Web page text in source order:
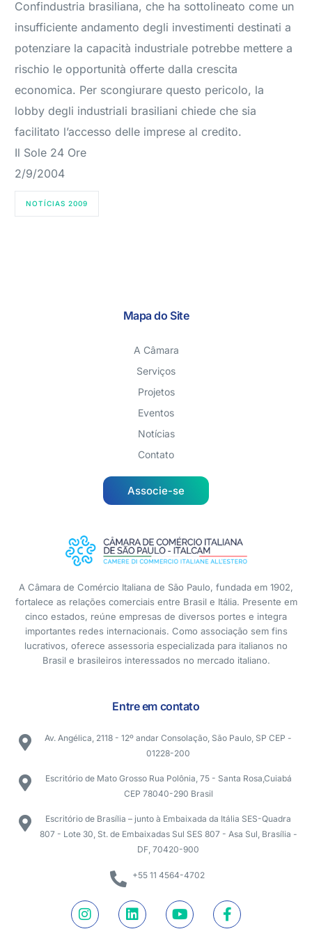
Confindustria brasiliana, che ha sottolineato come un
insufficiente andamento degli investimenti destinati a
potenziare la capacità industriale potrebbe mettere a
rischio le opportunità offerte dalla crescita
economica. Per scongiurare questo pericolo, la
lobby degli industriali brasiliani chiede che sia
facilitato l’accesso delle imprese al credito.
Il Sole 24 Ore
2/9/2004
NOTÍCIAS 2009
Mapa do Site
A Câmara
Serviços
Projetos
Eventos
Notícias
Contato
Associe-se
A Câmara de Comércio Italiana de São Paulo, fundada em 1902,
fortalece as relações comerciais entre Brasil e Itália. Presente em
cinco estados, reúne empresas de diversos portes e integra
importantes redes internacionais. Como associação sem fins
lucrativos, oferece assessoria especializada para italianos no
Brasil e brasileiros interessados no mercado italiano.
Entre em contato
Av. Angélica, 2118 - 12º andar Consolação, São Paulo, SP CEP -
01228-200
Escritório de Mato Grosso Rua Polônia, 75 - Santa Rosa,Cuiabá
CEP 78040-290 Brasil
Escritório de Brasília – junto à Embaixada da Itália SES-Quadra
807 - Lote 30, St. de Embaixadas Sul SES 807 - Asa Sul, Brasília -
DF, 70420-900
+55 11 4564-4702